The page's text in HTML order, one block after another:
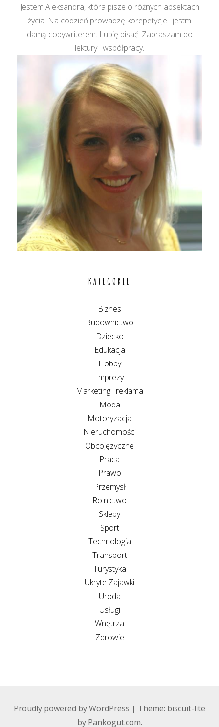
Jestem Aleksandra, która pisze o różnych apsektach
życia. Na codzień prowadzę korepetycje i jestm
damą-copywriterem. Lubię pisać. Zapraszam do
lektury i współpracy.
KATEGORIE
Biznes
Budownictwo
Dziecko
Edukacja
Hobby
Imprezy
Marketing i reklama
Moda
Motoryzacja
Nieruchomości
Obcojęzyczne
Praca
Prawo
Przemysł
Rolnictwo
Sklepy
Sport
Technologia
Transport
Turystyka
Ukryte Zajawki
Uroda
Usługi
Wnętrza
Zdrowie
Proudly powered by WordPress | Theme: biscuit-lite
by Pankogut.com.